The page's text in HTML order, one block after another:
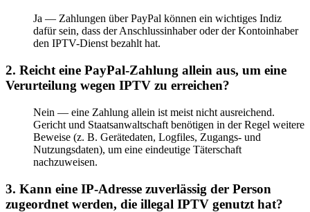
Ja — Zahlungen über PayPal können ein wichtiges Indiz
dafür sein, dass der Anschlussinhaber oder der Kontoinhaber
den IPTV-Dienst bezahlt hat.
2. Reicht eine PayPal-Zahlung allein aus, um eine
Verurteilung wegen IPTV zu erreichen?
Nein — eine Zahlung allein ist meist nicht ausreichend.
Gericht und Staatsanwaltschaft benötigen in der Regel weitere
Beweise (z. B. Gerätedaten, Logfiles, Zugangs- und
Nutzungsdaten), um eine eindeutige Täterschaft
nachzuweisen.
3. Kann eine IP-Adresse zuverlässig der Person
zugeordnet werden, die illegal IPTV genutzt hat?